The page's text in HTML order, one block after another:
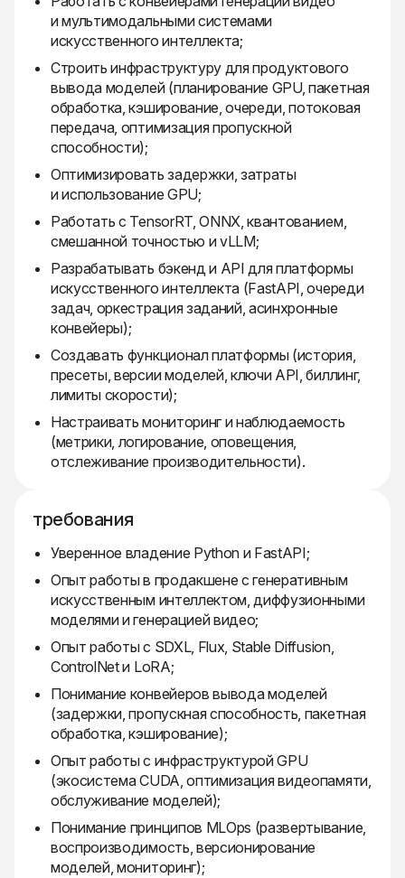
и мультимодальными системами
искусственного интеллекта;
Строить инфраструктуру для продуктового
вывода моделей (планирование GPU, пакетная
обработка, кэширование, очереди, потоковая
передача, оптимизация пропускной
способности);
Оптимизировать задержки, затраты
и использование GPU;
Работать с TensorRT, ONNX, квантованием,
смешанной точностью и vLLM;
Разрабатывать бэкенд и API для платформы
искусственного интеллекта (FastAPI, очереди
задач, оркестрация заданий, асинхронные
конвейеры);
Создавать функционал платформы (история,
пресеты, версии моделей, ключи API, биллинг,
лимиты скорости);
Настраивать мониторинг и наблюдаемость
(метрики, логирование, оповещения,
отслеживание производительности).
требования
Уверенное владение Python и FastAPI;
Опыт работы в продакшене с генеративным
искусственным интеллектом, диффузионными
моделями и генерацией видео;
Опыт работы с SDXL, Flux, Stable Diffusion,
ControlNet и LoRA;
Понимание конвейеров вывода моделей
(задержки, пропускная способность, пакетная
обработка, кэширование);
Опыт работы с инфраструктурой GPU
(экосистема CUDA, оптимизация видеопамяти,
обслуживание моделей);
Понимание принципов MLOps (развертывание,
воспроизводимость, версионирование
моделей, мониторинг);